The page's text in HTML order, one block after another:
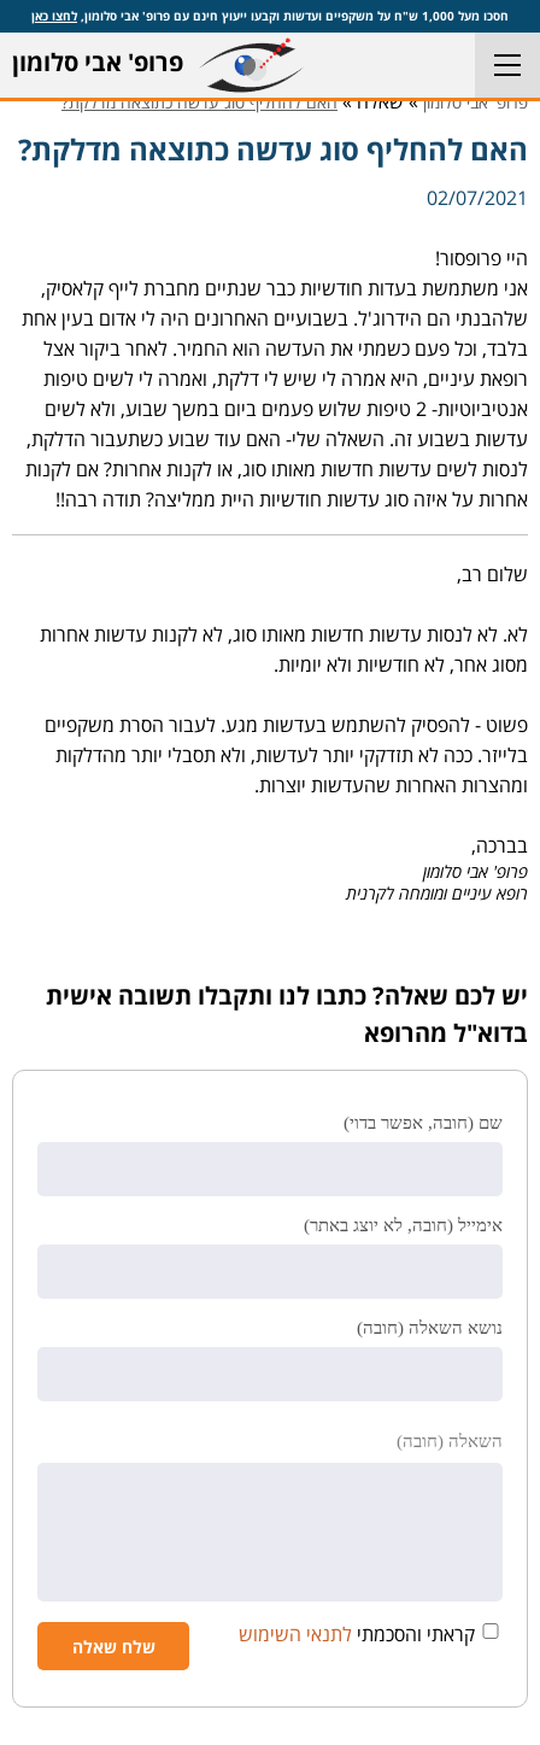
חסכו מעל 1,000 ש"ח על משקפיים ועדשות וקבעו ייעוץ חינם עם פרופ' אבי סלומון, לחצו כאן
פרופ' אבי סלומון
פרופ' אבי סלומון» שאלה »האם להחליף סוג עדשה כתוצאה מדלקת?
האם להחליף סוג עדשה כתוצאה מדלקת?
02/07/2021
היי פרופסור!
אני משתמשת בעדות חודשיות כבר שנתיים מחברת לייף קלאסיק,
שלהבנתי הם הידרוג'ל. בשבועיים האחרונים היה לי אדום בעין אחת
בלבד, וכל פעם כשמתי את העדשה הוא החמיר. לאחר ביקור אצל
רופאת עיניים, היא אמרה לי שיש לי דלקת, ואמרה לי לשים טיפות
אנטיביוטיות- 2 טיפות שלוש פעמים ביום במשך שבוע, ולא לשים
עדשות בשבוע זה. השאלה שלי- האם עוד שבוע כשתעבור הדלקת,
לנסות לשים עדשות חדשות מאותו סוג, או לקנות אחרות? אם לקנות
אחרות על איזה סוג עדשות חודשיות היית ממליצה? תודה רבה!!
שלום רב,
לא. לא לנסות עדשות חדשות מאותו סוג, לא לקנות עדשות אחרות
מסוג אחר, לא חודשיות ולא יומיות.
פשוט - להפסיק להשתמש בעדשות מגע. לעבור הסרת משקפיים
בלייזר. ככה לא תזדקקי יותר לעדשות, ולא תסבלי יותר מהדלקות
ומהצרות האחרות שהעדשות יוצרות.
בברכה,
פרופ' אבי סלומון
רופא עיניים ומומחה לקרנית
יש לכם שאלה? כתבו לנו ותקבלו תשובה אישית
בדוא"ל מהרופא
שם (חובה, אפשר בדוי)
אימייל (חובה, לא יוצג באתר)
נושא השאלה (חובה)
השאלה (חובה)
קראתי והסכמתי לתנאי השימוש